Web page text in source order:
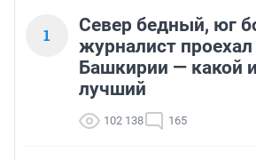
1
Север бедный, юг
журналист проехал
Башкирии — какой
лучший
102 138 165